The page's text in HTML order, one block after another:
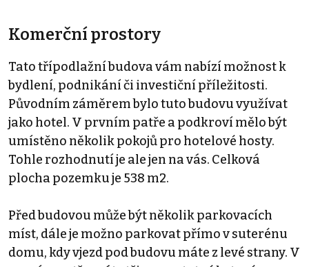
Komerční prostory
Tato třípodlažní budova vám nabízí možnost k
bydlení, podnikání či investiční příležitosti.
Původním záměrem bylo tuto budovu využívat
jako hotel. V prvním patře a podkroví mělo být
umístěno několik pokojů pro hotelové hosty.
Tohle rozhodnutí je ale jen na vás. Celková
plocha pozemku je 538 m2.
Před budovou může být několik parkovacích
míst, dále je možno parkovat přímo v suterénu
domu, kdy vjezd pod budovu máte z levé strany. V